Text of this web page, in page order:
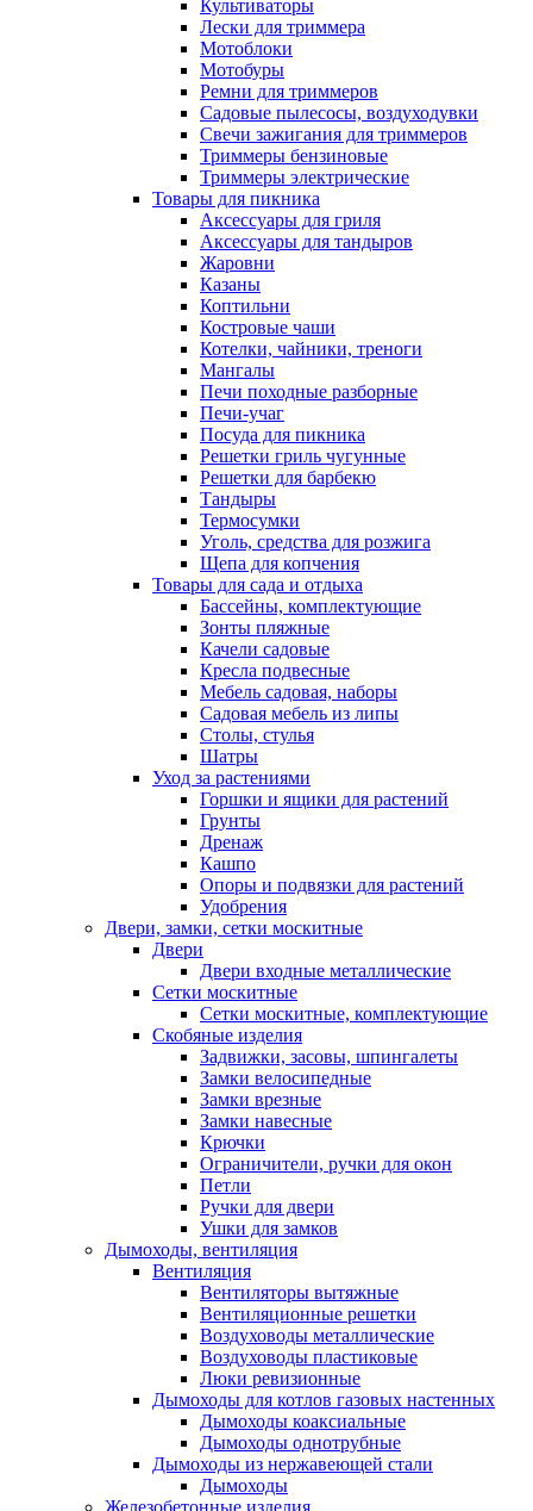
Культиваторы
Лески для триммера
Мотоблоки
Мотобуры
Ремни для триммеров
Садовые пылесосы, воздуходувки
Свечи зажигания для триммеров
Триммеры бензиновые
Триммеры электрические
Товары для пикника
Аксессуары для гриля
Аксессуары для тандыров
Жаровни
Казаны
Коптильни
Костровые чаши
Котелки, чайники, треноги
Мангалы
Печи походные разборные
Печи-учаг
Посуда для пикника
Решетки гриль чугунные
Решетки для барбекю
Тандыры
Термосумки
Уголь, средства для розжига
Щепа для копчения
Товары для сада и отдыха
Бассейны, комплектующие
Зонты пляжные
Качели садовые
Кресла подвесные
Мебель садовая, наборы
Садовая мебель из липы
Столы, стулья
Шатры
Уход за растениями
Горшки и ящики для растений
Грунты
Дренаж
Кашпо
Опоры и подвязки для растений
Удобрения
Двери, замки, сетки москитные
Двери
Двери входные металлические
Сетки москитные
Сетки москитные, комплектующие
Скобяные изделия
Задвижки, засовы, шпингалеты
Замки велосипедные
Замки врезные
Замки навесные
Крючки
Ограничители, ручки для окон
Петли
Ручки для двери
Ушки для замков
Дымоходы, вентиляция
Вентиляция
Вентиляторы вытяжные
Вентиляционные решетки
Воздуховоды металлические
Воздуховоды пластиковые
Люки ревизионные
Дымоходы для котлов газовых настенных
Дымоходы коаксиальные
Дымоходы однотрубные
Дымоходы из нержавеющей стали
Дымоходы
Железобетонные изделия